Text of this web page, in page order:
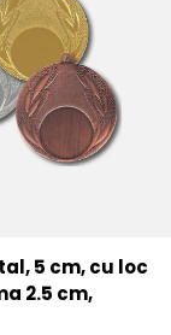
5 cm, cu loc
2.5 cm,